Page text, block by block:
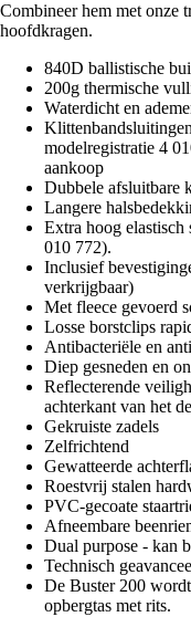
Combineer hem met onze
hoofdkragen.
840D ballistische
200g thermische
Waterdicht en
modelregistratie 4
aankoop
Dubbele afsluitbare
Langere
Extra hoog
010 772).
Inclusief
verkrijgbaar)
Met fleece gevoerd
Losse borstclips
Antibacteriële en
Diep gesneden en
Reflecterende
achterkant van het
Gekruiste zadels
Zelfrichtend
Gewatteerde
Roestvrij stalen
PVC-gecoate
Afneembare
Dual purpose - kan
Technisch
De Buster 200
opbergtas met rits.